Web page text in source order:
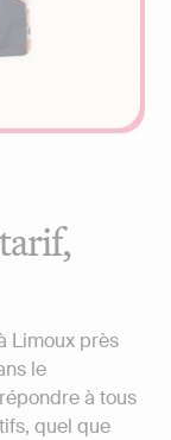
Limoux près
le
à tous
quel que